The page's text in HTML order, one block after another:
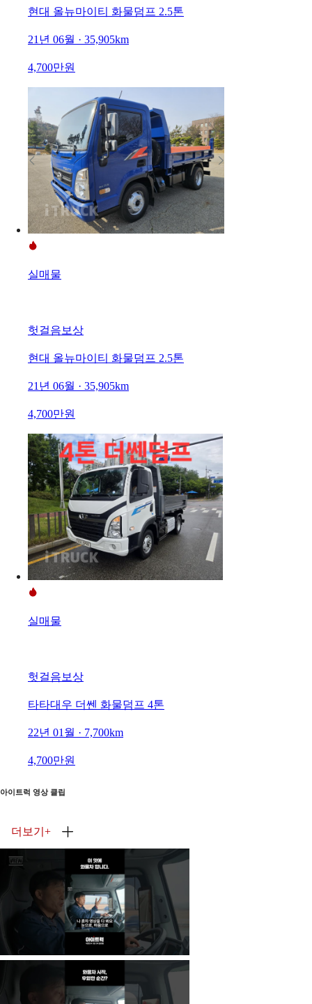
현대 올뉴마이티 화물덤프 2.5톤
21년 06월 · 35,905km
4,700만원
실매물
헛걸음보상
현대 올뉴마이티 화물덤프 2.5톤
21년 06월 · 35,905km
4,700만원
실매물
헛걸음보상
타타대우 더쎈 화물덤프 4톤
22년 01월 · 7,700km
4,700만원
아이트럭 영상 클립
더보기 +